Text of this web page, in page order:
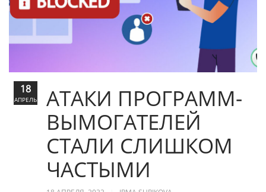
АТАКИ ПРОГРАММ-
ВЫМОГАТЕЛЕЙ
СТАЛИ СЛИШКОМ
ЧАСТЫМИ
18
АПРЕЛЬ